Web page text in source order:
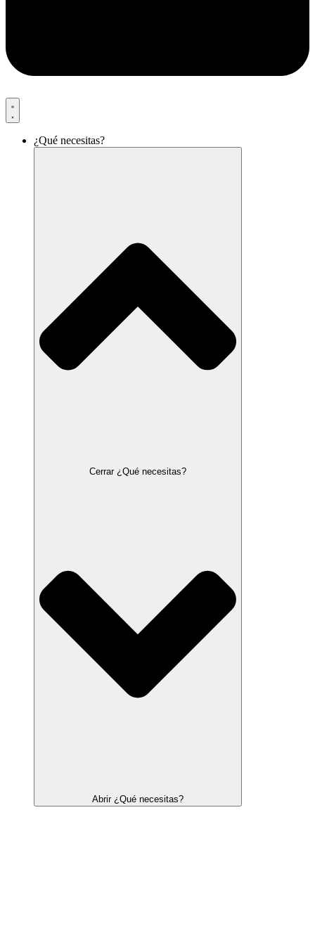
¿Qué necesitas?
Cerrar ¿Qué necesitas?
Abrir ¿Qué necesitas?